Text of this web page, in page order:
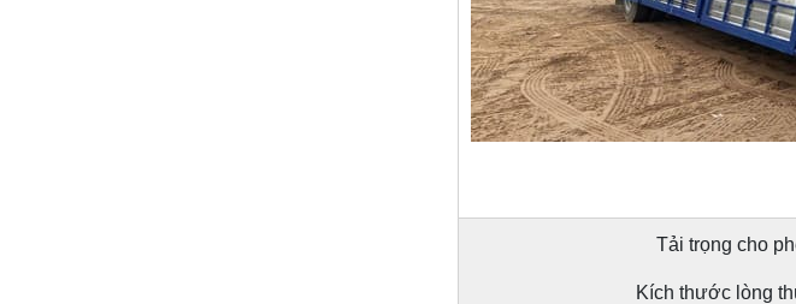
Tải trọng cho
Kích thước lòng